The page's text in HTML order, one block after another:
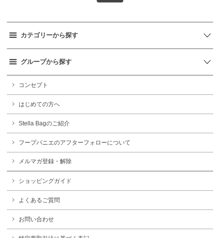
カテゴリーから探す
グループから探す
コンセプト
はじめての方へ
Stella Bagのご紹介
フープパニエのアフターフォローについて
メルマガ登録・解除
ショッピングガイド
よくあるご質問
お問い合わせ